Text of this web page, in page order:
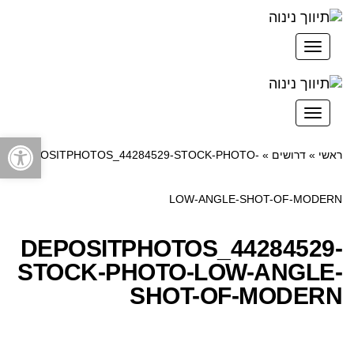
תפריט
תפריט
ראשי » דרושים »
DEPOSITPHOTOS_44284529-STOCK-PHOTO-
LOW-ANGLE-SHOT-OF-MODERN
DEPOSITPHOTOS_44284529-
STOCK-PHOTO-LOW-ANGLE-
SHOT-OF-MODERN
פתח